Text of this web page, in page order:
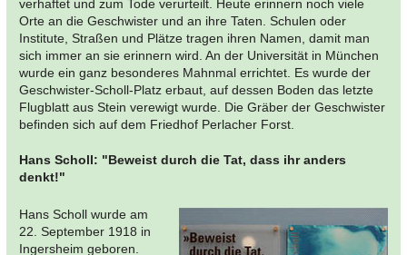
verhaftet und zum Tode verurteilt. Heute erinnern noch viele
Orte an die Geschwister und an ihre Taten. Schulen oder
Institute, Straßen und Plätze tragen ihren Namen, damit man
sich immer an sie erinnern wird. An der Universität in München
wurde ein ganz besonderes Mahnmal errichtet. Es wurde der
Geschwister-Scholl-Platz erbaut, auf dessen Boden das letzte
Flugblatt aus Stein verewigt wurde. Die Gräber der Geschwister
befinden sich auf dem Friedhof Perlacher Forst.
Hans Scholl: "Beweist durch die Tat, dass ihr anders
denkt!"
Hans Scholl wurde am
22. September 1918 in
Ingersheim geboren.